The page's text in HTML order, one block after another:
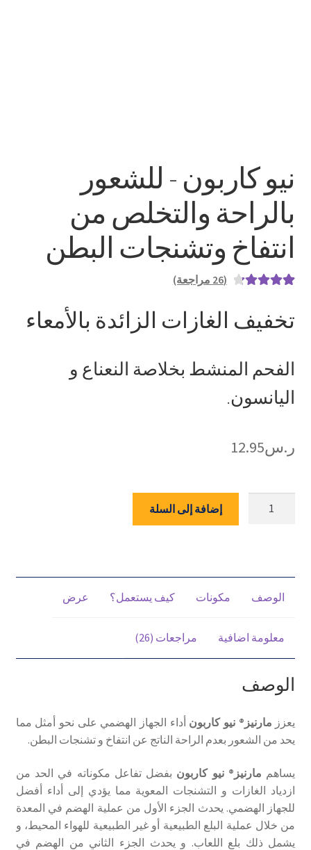
نيو كاربون - للشعور
بالراحة والتخلص من
انتفاخ وتشنجات البطن
4.31
من 5
بناءً على
(
26 مراجعة)
تخفيف الغازات الزائدة بالأمعاء
الفحم المنشط بخلاصة النعناع و
اليانسون.
ر.س12.95
والتخلص
انتفاخ
وتشنجات
البطن
إضافة إلى السلة
الوصف مكونات كيف يستعمل؟ عرض
معلومة اضافية مراجعات (26)
الوصف
يعزز مارنيز® نيو كاربون أداء الجهاز الهضمي على نحو أمثل مما
يحد من الشعور بعدم الراحة الناتج عن انتفاخ و تشنجات البطن.
يساهم مارنيز® نيو كاربون بفضل تفاعل مكوناته في الحد من
ازدياد الغازات و التشنجات المعوية مما يؤدي إلى أداء أفضل
للجهاز الهضمي. يحدث الجزء الأول من عملية الهضم في المعدة
من خلال عملية البلع الطبيعية أو غير الطبيعية للهواء المحيط، و
يشمل ذلك بلع اللعاب. و يحدث الجزء الثاني من الهضم في